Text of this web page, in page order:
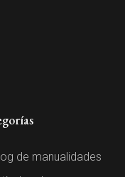
de manualidades